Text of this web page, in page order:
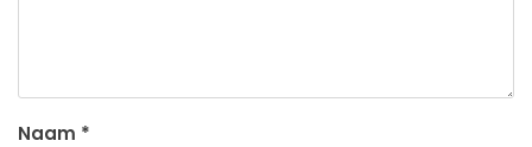
Naam *